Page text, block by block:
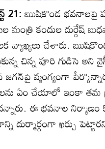
21:ఋషికొండ భవనాలపై
కందుల దుర్గేష్
వ్యాఖ్యలు చేశారు.
చిన్న పూరి గుడిసె అని
వ్యంగ్యంగా
ఏం చేయాలో ఇంకా తమ
ఈ భవనాల
దుర్మార్గంగా ఖర్చు